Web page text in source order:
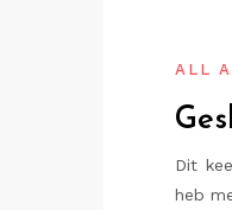
ALL
Dit
heb